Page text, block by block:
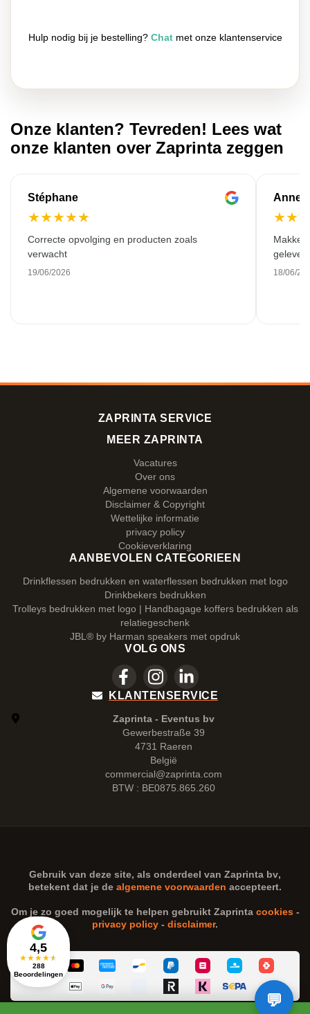
Hulp nodig bij je bestelling? Chatmet onze klantenservice
Onze klanten? Tevreden! Lees wat
onze klanten over Zaprinta zeggen
Stéphane
★★★★★
Correcte opvolging en producten zoals
verwacht
19/06/2026
Anne-
★★
18/06/
4,5
★★★★★
288
Beoordelingen
ZAPRINTA SERVICE
MEER ZAPRINTA
Vacatures
Over ons
Algemene voorwaarden
Disclaimer & Copyright
Wettelijke informatie
privacy policy
Cookieverklaring
AANBEVOLEN CATEGORIEEN
Drinkflessen bedrukken en waterflessen bedrukken met logo
Drinkbekers bedrukken
Trolleys bedrukken met logo | Handbagage koffers bedrukken als
relatiegeschenk
JBL® by Harman speakers met opdruk
VOLG ONS
KLANTENSERVICE
Zaprinta - Eventus bv
Gewerbestraße 39
4731 Raeren
België
commercial@zaprinta.com
BTW : BE0875.865.260
Gebruik van deze site, als onderdeel van Zaprinta bv,
betekent dat je de algemene voorwaarden accepteert.
Om je zo goed mogelijk te helpen gebruikt Zaprinta cookies-
privacy policy - disclaimer.